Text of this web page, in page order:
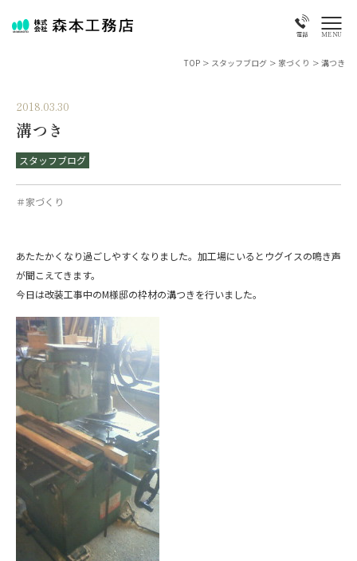
電話 MENU
TOP > スタッフブログ > 家づくり > 溝つき
2018.03.30
溝つき
スタッフブログ
＃家づくり
あたたかくなり過ごしやすくなりました。加工場にいるとウグイスの鳴き声
が聞こえてきます。
今日は改装工事中のM様邸の枠材の溝つきを行いました。